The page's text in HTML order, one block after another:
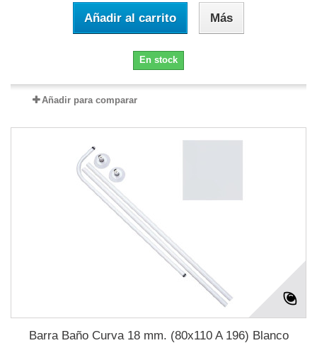
Añadir al carrito Más
En stock
Añadir para comparar
Barra Baño Curva 18 mm. (80x110 A 196) Blanco